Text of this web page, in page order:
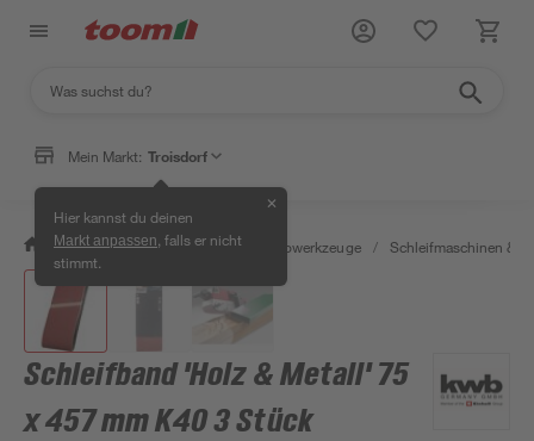
Mein Markt: Troisdorf
Hier kannst du deinen
Markt anpassen , falls er nicht
stimmt.
✕
/ Werkstatt & Maschinen / Elektrowerkzeuge / Schleifmaschinen &
Schleifband 'Holz & Metall' 75
x 457 mm K40 3 Stück